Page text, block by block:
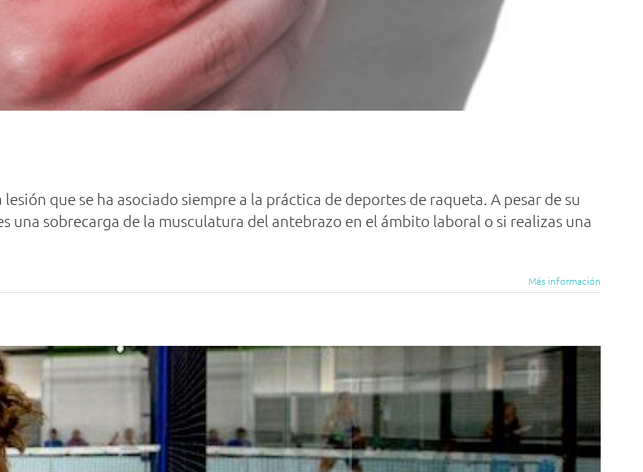
que se ha asociado siempre a la práctica de deportes de raqueta. A pesar de su
una sobrecarga de la musculatura del antebrazo en el ámbito laboral o si realizas una
Más información